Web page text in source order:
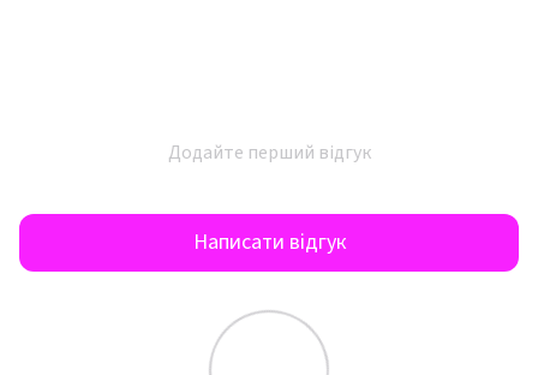
Додайте перший відгук
Написати відгук